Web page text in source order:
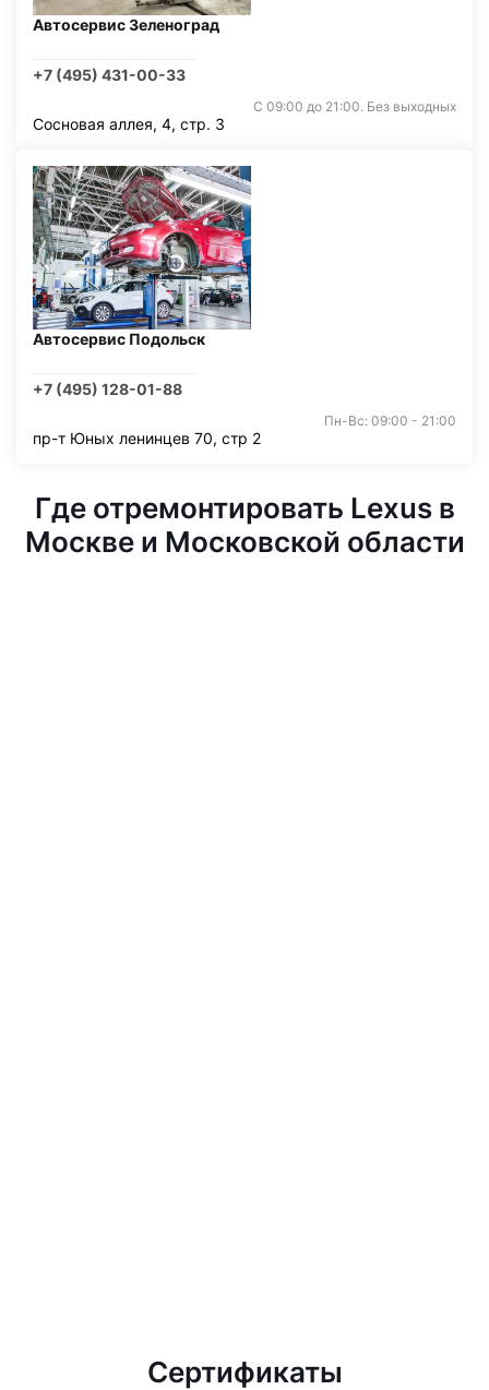
Автосервис Зеленоград
+7 (495) 431-00-33
С 09:00 до 21:00. Без выходных
Сосновая аллея, 4, стр. 3
Автосервис Подольск
+7 (495) 128-01-88
Пн-Вс: 09:00 - 21:00
пр-т Юных ленинцев 70, стр 2
Где отремонтировать Lexus в
Москве и Московской области
Сертификаты